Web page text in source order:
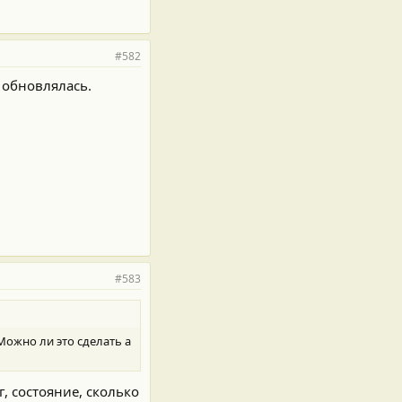
#582
#583
ли это сделать а
состояние, сколько